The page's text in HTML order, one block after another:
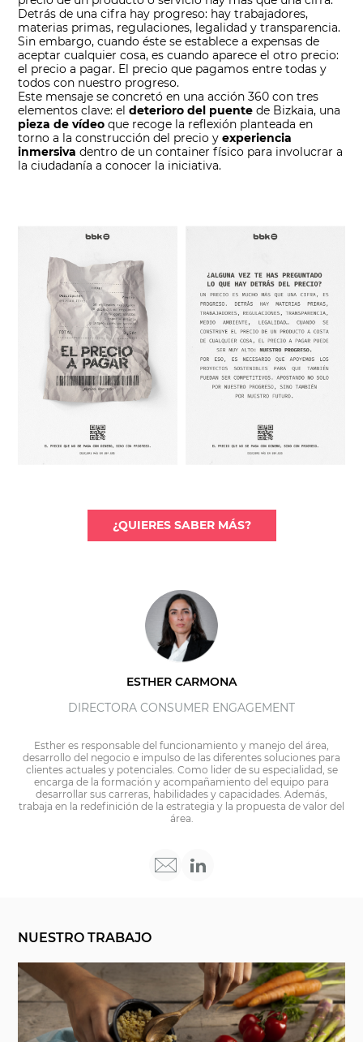
Detrás de una cifra hay progreso: hay trabajadores,
materias primas, regulaciones, legalidad y transparencia.
Sin embargo, cuando éste se establece a expensas de
aceptar cualquier cosa, es cuando aparece el otro precio:
el precio a pagar. El precio que pagamos entre todas y
todos con nuestro progreso.
Este mensaje se concretó en una acción 360 con tres
elementos clave: el deterioro del puentede Bizkaia, una
pieza de vídeo que recoge la reflexión planteada en
torno a la construcción del precio yexperiencia
inmersiva dentro de un container físico para involucrar a
la ciudadanía a conocer la iniciativa.
¿QUIERES SABER MÁS?
ESTHER CARMONA
DIRECTORA CONSUMER ENGAGEMENT
Esther es responsable del funcionamiento y manejo del área,
desarrollo del negocio e impulso de las diferentes soluciones para
clientes actuales y potenciales. Como lider de su especialidad, se
encarga de la formación y acompañamiento del equipo para
desarrollar sus carreras, habilidades y capacidades. Además,
trabaja en la redefinición de la estrategia y la propuesta de valor del
área.
NUESTRO TRABAJO